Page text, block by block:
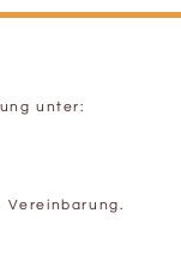
unter:
Vereinbarung.